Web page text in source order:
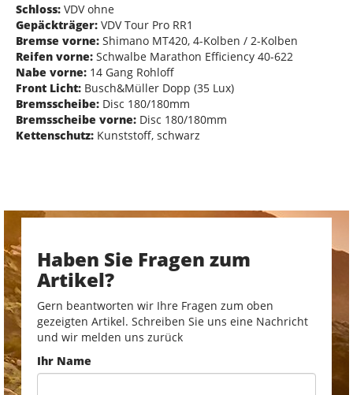
Schloss: VDV ohne
Gepäckträger: VDV Tour Pro RR1
Bremse vorne: Shimano MT420, 4-Kolben / 2-Kolben
Reifen vorne: Schwalbe Marathon Efficiency 40-622
Nabe vorne: 14 Gang Rohloff
Front Licht: Busch&Müller Dopp (35 Lux)
Bremsscheibe: Disc 180/180mm
Bremsscheibe vorne: Disc 180/180mm
Kettenschutz: Kunststoff, schwarz
Haben Sie Fragen zum
Artikel?
Gern beantworten wir Ihre Fragen zum oben
gezeigten Artikel. Schreiben Sie uns eine Nachricht
und wir melden uns zurück
Ihr Name